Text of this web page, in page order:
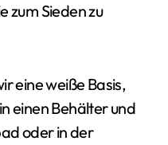
zum Sieden zu
eine weiße Basis,
einen Behälter und
oder in der